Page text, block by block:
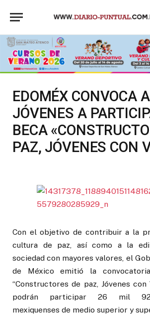
EDOMÉX CONVOCA A
JÓVENES A
BECA
PAZ, JÓVENES CON
Con el objetivo de contribuir a la
cultura de paz, así como a la
sociedad con mayores valores, el
de México emitió la
“Constructores de paz, Jóvenes con
podrán participar 26 mil
mexiquenses de medio superior y